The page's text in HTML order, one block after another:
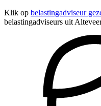
Klik op belastingadviseur
belastingadviseurs uit